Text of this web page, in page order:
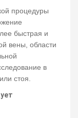
процедуры
быстрая и
вены, области
в
стоя.